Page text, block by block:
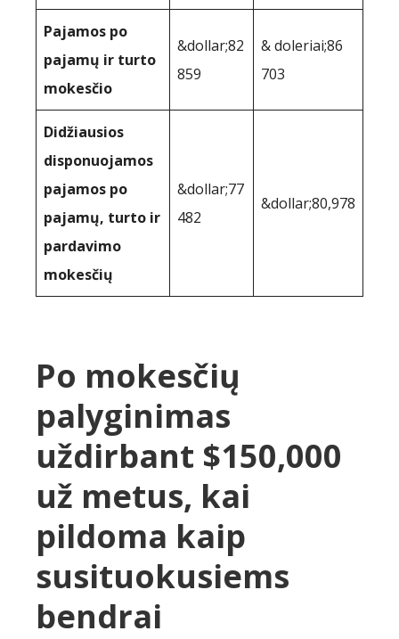
Pajamos po
pajamų ir turto
mokesčio
&dollar;82
859
& doleriai;86
703
Didžiausios
disponuojamos
pajamos po
pajamų, turto ir
pardavimo
mokesčių
&dollar;77
482
&dollar;80,978
Po mokesčių
palyginimas
uždirbant $150,000
už metus, kai
pildoma kaip
susituokusiems
bendrai